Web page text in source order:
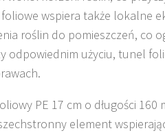
wspiera także lokalne
roślin do pomieszczeń, co
odpowiednim użyciu, tunel
PE 17 cm o długości 160
element